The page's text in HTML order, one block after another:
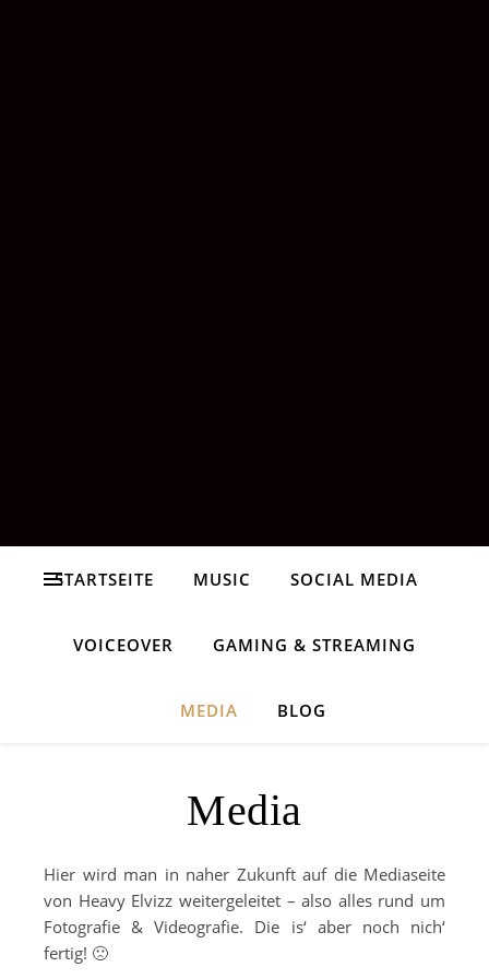
STARTSEITE MUSIC SOCIAL MEDIA
VOICEOVER GAMING & STREAMING
MEDIA BLOG
Media
Hier wird man in naher Zukunft auf die Mediaseite
von Heavy Elvizz weitergeleitet – also alles rund um
Fotografie & Videografie. Die is‘ aber noch nich‘
fertig! 🙁